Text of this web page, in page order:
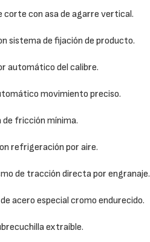
corte con asa de agarre vertical.
sistema de fijación de producto.
automático del calibre.
movimiento preciso.
de fricción mínima.
refrigeración por aire.
de tracción directa por engranaje.
acero especial cromo endurecido.
extraíble.